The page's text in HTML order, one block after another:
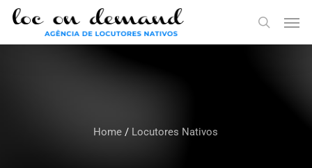
Skip
main
search
Home / Locutores Nativos